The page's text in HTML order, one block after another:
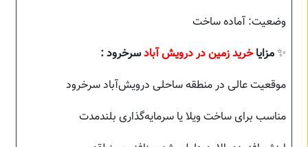
وضعیت: آماده ساخت
✨مزایاخرید زمین در درویش آبادسرخرود :
موقعیت عالی در منطقه ساحلی درویش‌آباد سرخرود
مناسب برای ساخت ویلا یا سرمایه‌گذاری بلندمدت